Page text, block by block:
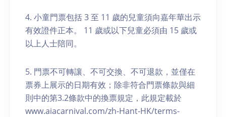
4. 小童門票包括 3 至 11 歲的兒童須向嘉年華出示
有效證件正本。 11 歲或以下兒童必須由 15 歲或
以上人士陪同。
5. 門票不可轉讓、不可交換、不可退款，並僅在
票券上展示的日期有效；除非符合門票條款與細
則中的第3.2條款中的換票規定，此規定載於
www.aiacarnival.com/zh-Hant-HK/terms-